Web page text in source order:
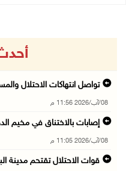
تواصل انتهاكات الاحتلال
08/آب/2026 11:56 م
إصابات بالاختناق في مخيم
08/آب/2026 11:05 م
قوات الاحتلال تقتحم مدينة